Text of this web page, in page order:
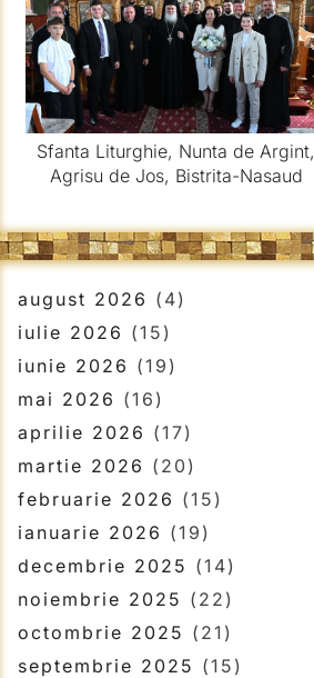
Sfanta Liturghie, Nunta de Argint,
Agrisu de Jos, Bistrita-Nasaud
august 2026 (4)
iulie 2026 (15)
iunie 2026 (19)
mai 2026 (16)
aprilie 2026 (17)
martie 2026 (20)
februarie 2026 (15)
ianuarie 2026 (19)
decembrie 2025 (14)
noiembrie 2025 (22)
octombrie 2025 (21)
septembrie 2025 (15)